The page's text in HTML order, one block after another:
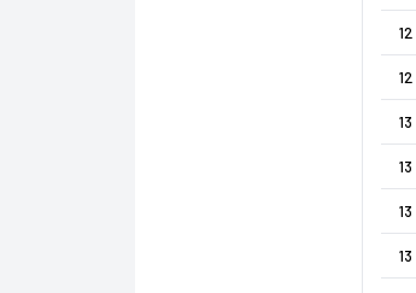
12
12
13
13
13
13